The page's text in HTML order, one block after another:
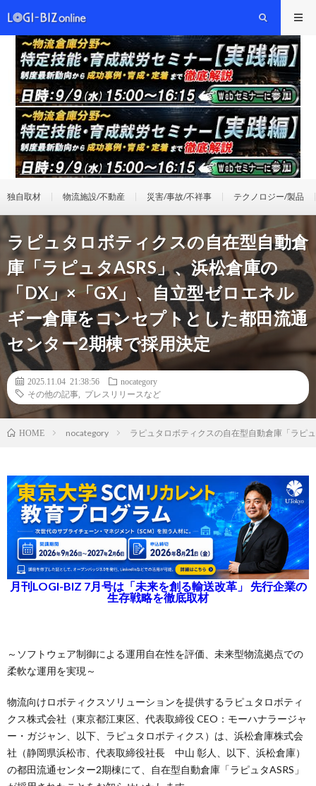
独自取材 物流施設/不動産 災害/事故/不祥事 テクノロジー/製品
ラピュタロボティクスの自在型自動倉
庫「ラピュタASRS」、浜松倉庫の
「DX」×「GX」、自立型ゼロエネル
ギー倉庫をコンセプトとした都田流通
センター2期棟で採用決定
2025.11.04 21:38:56
nocategory
その他の記事
プレスリリースなど
HOME nocategory ラピュタロボティクスの自在型自動倉庫「ラピ
月刊LOGI-BIZ 7月号は「未来を創る輸送改革」 先行企業の
生存戦略を徹底取材
～ソフトウェア制御による運用自在性を評価、未来型物流拠点での
柔軟な運用を実現～
物流向けロボティクスソリューションを提供するラピュタロボティ
クス株式会社（東京都江東区、代表取締役 CEO：モーハナラージャ
ー・ガジャン、以下、ラピュタロボティクス）は、浜松倉庫株式会
社（静岡県浜松市、代表取締役社長 中山 彰人、以下、浜松倉庫）
の都田流通センター2期棟にて、自在型自動倉庫「ラピュタASRS」